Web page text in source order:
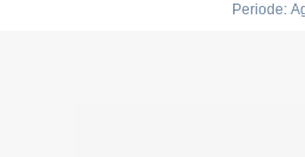
Periode: